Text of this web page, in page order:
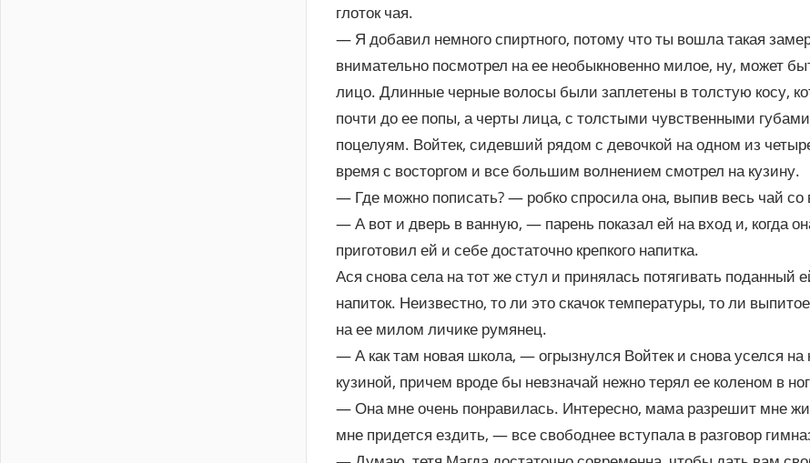
глоток чая.
— Я добавил немного спиртного, потому что ты вошла такая
внимательно посмотрел на ее необыкновенно милое, ну, может
лицо. Длинные черные волосы были заплетены в толстую косу,
почти до ее попы, а черты лица, с толстыми чувственными
поцелуям. Войтек, сидевший рядом с девочкой на одном из
время с восторгом и все большим волнением смотрел на кузину.
— Где можно пописать? — робко спросила она, выпив весь чай со
— А вот и дверь в ванную, — парень показал ей на вход и, когда
приготовил ей и себе достаточно крепкого напитка.
Ася снова села на тот же стул и принялась потягивать поданный
напиток. Неизвестно, то ли это скачок температуры, то ли
на ее милом личике румянец.
— А как там новая школа, — огрызнулся Войтек и снова уселся на
кузиной, причем вроде бы невзначай нежно терял ее коленом в
— Она мне очень понравилась. Интересно, мама разрешит мне
мне придется ездить, — все свободнее вступала в разговор